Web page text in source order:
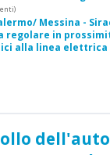
Messina -
in
alla linea elettrica